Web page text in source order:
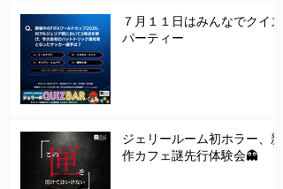
７月１１日はみんなでクイズ
パーティー
ジェリールーム初ホラー、新
作カフェ謎先行体験会👻